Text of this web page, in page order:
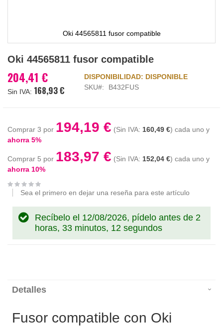
Oki 44565811 fusor compatible
al
de
la
Oki 44565811 fusor compatible
204,41 €
168,93 €
DISPONIBILIDAD: DISPONIBLE
SKU
B432FUS
Comprar 3 por 194,19 € 160,49 € cada uno y
ahorra 5%
Comprar 5 por 183,97 € 152,04 € cada uno y
ahorra 10%
Sea el primero en dejar una reseña para este artículo
Recíbelo el 12/08/2026, pídelo antes de 2
horas, 33 minutos, 12 segundos
Detalles
Fusor compatible con Oki